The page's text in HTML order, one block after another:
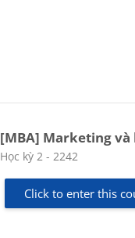
[MBA] Marketing và
Course category
Học kỳ 2 - 2242
Click to enter this